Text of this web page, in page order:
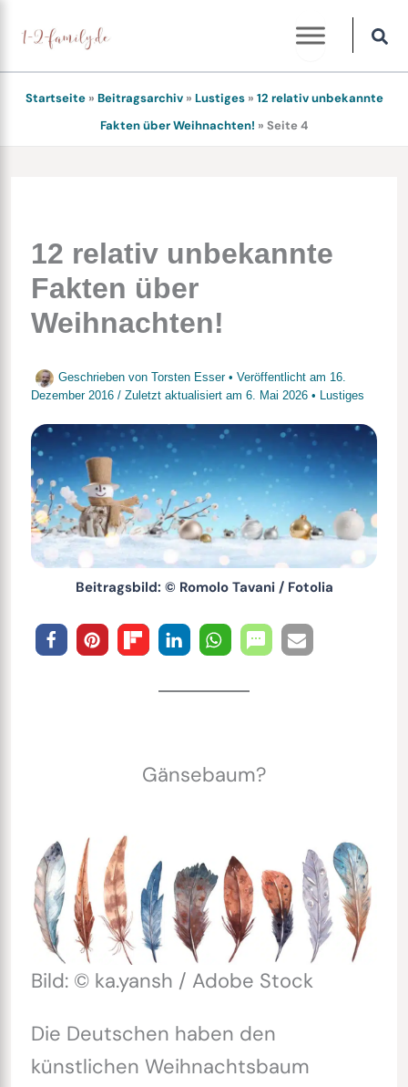
Inhalt
springen
Startseite» Beitragsarchiv» Lustiges» 12 relativ unbekannte
Fakten über Weihnachten! » Seite 4
12 relativ unbekannte
Fakten über
Weihnachten!
Geschrieben von Torsten Esser • Veröffentlicht am 16.
Dezember 2016 / Zuletzt aktualisiert am 6. Mai 2026• Lustiges
Beitragsbild: © Romolo Tavani / Fotolia
Gänsebaum?
Bild: © ka.yansh / Adobe Stock
Die Deutschen haben den
künstlichen Weihnachtsbaum